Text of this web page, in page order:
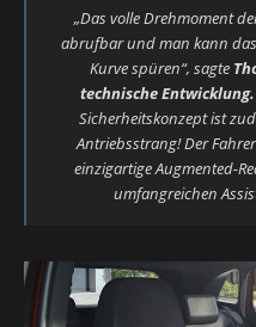
„Das volle Drehmoment
abrufbar und man kann
Kurve spüren“, sagte
technische Entwicklung.
Sicherheitskonzept ist
Antriebsstrang! Der
einzigartige Augmented-
umfangreichen